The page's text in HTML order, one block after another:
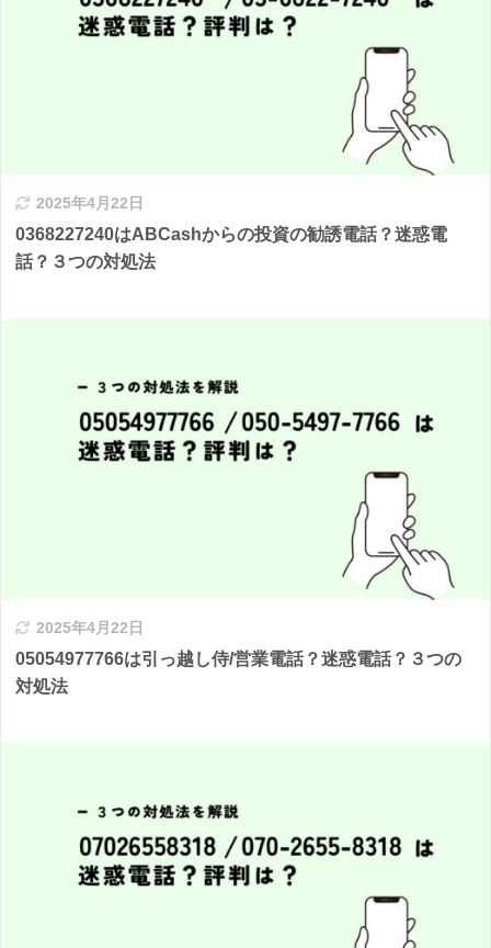
2025年4月22日
0368227240はABCashからの投資の勧誘電話？迷惑電
話？３つの対処法
2025年4月22日
05054977766は引っ越し侍/営業電話？迷惑電話？３つの
対処法